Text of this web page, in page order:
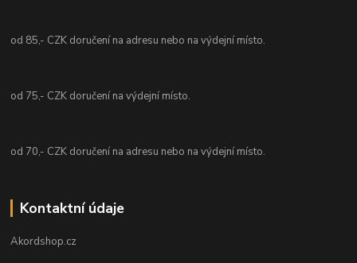
od 85,- CZK doručení na adresu nebo na výdejní místo.
od 75,- CZK doručení na výdejní místo.
od 70,- CZK doručení na adresu nebo na výdejní místo.
Kontaktní údaje
Akordshop.cz